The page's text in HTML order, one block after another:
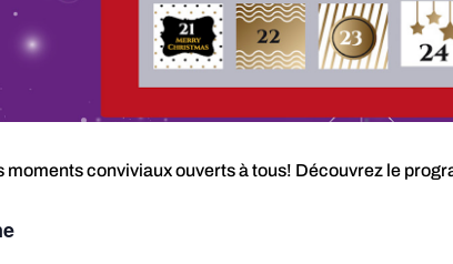
moments conviviaux ouverts à tous! Découvrez le